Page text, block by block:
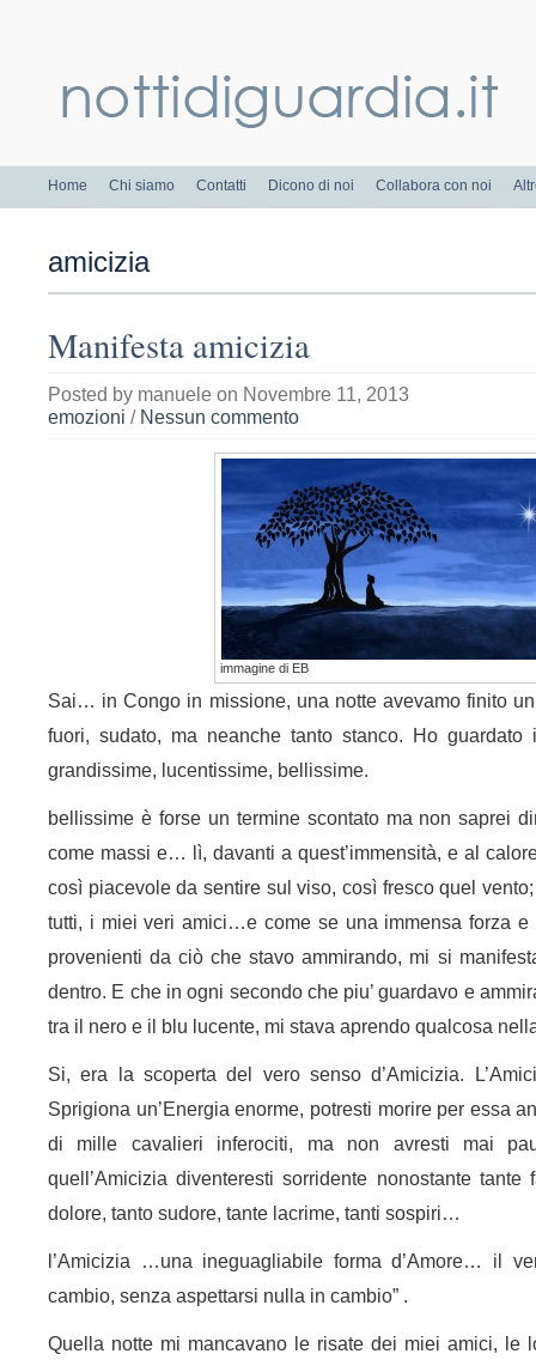
Home Chi siamo Contatti Dicono di noi Collabora con noi
amicizia
Manifesta amicizia
Posted by manuele on Novembre 11, 2013
emozioni / Nessun commento
immagine di EB
Sai… in Congo in missione, una notte avevamo finito
fuori, sudato, ma neanche tanto stanco. Ho
grandissime, lucentissime, bellissime.
bellissime è forse un termine scontato ma non saprei
come massi e… lì, davanti a quest’immensità, e al
così piacevole da sentire sul viso, così fresco quel
tutti, i miei veri amici…e come se una immensa forza
provenienti da ciò che stavo ammirando, mi si
dentro. E che in ogni secondo che piu’ guardavo e
tra il nero e il blu lucente, mi stava aprendo qualcosa
Si, era la scoperta del vero senso d’Amicizia.
Sprigiona un’Energia enorme, potresti morire per essa
di mille cavalieri inferociti, ma non avresti mai
quell’Amicizia diventeresti sorridente nonostante
dolore, tanto sudore, tante lacrime, tanti sospiri…
l’Amicizia …una ineguagliabile forma d’Amore… il
cambio, senza aspettarsi nulla in cambio” .
Quella notte mi mancavano le risate dei miei amici, le